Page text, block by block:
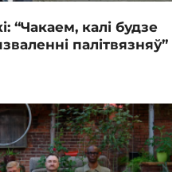
“Чакаем, калі будзе
палітвязняў”